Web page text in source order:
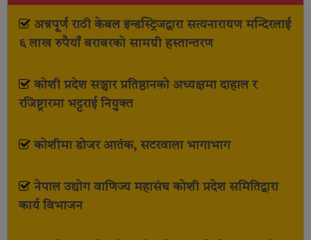
अन्नपूर्ण राठी केबल इन्डस्ट्रिजद्वारा सत्यनारायण मन्दिरलाई
६ लाख रुपैयाँ बराबरको सामग्री हस्तान्तरण
कोशी प्रदेश सञ्चार प्रतिष्ठानको अध्यक्षमा दाहाल र
रजिष्ट्रारमा भट्टराई नियुक्त
कोशीमा डोजर आतंक, सटरवाला भागाभाग
नेपाल उद्योग वाणिज्य महासंघ कोशी प्रदेश समितिद्वारा
कार्य विभाजन